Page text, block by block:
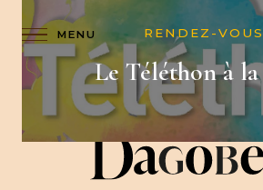
C
A
R
D
RENDEZ-VOUS
Le Téléthon à la